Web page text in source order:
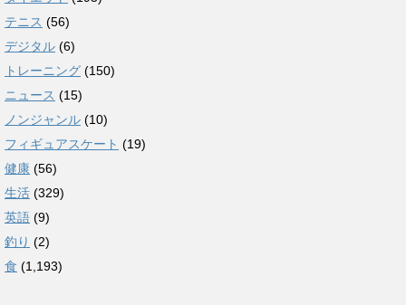
テニス (56)
デジタル (6)
トレーニング (150)
ニュース (15)
ノンジャンル (10)
フィギュアスケート (19)
健康 (56)
生活 (329)
英語 (9)
釣り (2)
食 (1,193)